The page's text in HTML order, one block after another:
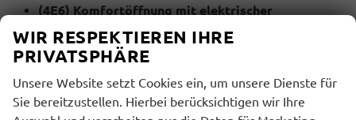
(4E6) Komfortöffnung mit elektrischer
Heckklappenbedienung (Virtuelles Pedal)
(8IT) LED- Hauptscheinwerfer
(4F2) Zentralverriegelung ""Keyless-Entry""
(4A3) Sitzheizung für Vordersitze
WIR RESPEKTIEREN IHRE
PRIVATSPHÄRE
Unsere Website setzt Cookies ein, um unsere Dienste für
Sie bereitzustellen. Hierbei berücksichtigen wir Ihre